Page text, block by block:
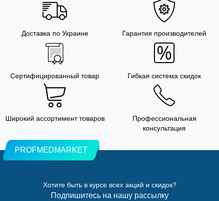
Доставка по Украине Гарантия производителей
Сертифицированный товар Гибкая система скидок
Широкий ассортимент товаров
Профессиональная
консультация
PROFMEDMARKET
Хотите быть в курсе всех акций и скидок?
Подпишитесь на нашу рассылку